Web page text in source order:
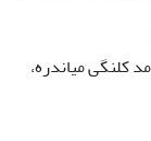
کلنگی میاندره،